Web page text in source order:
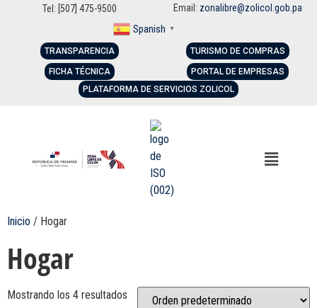
Tel: [507] 475-9500 Email: zonalibre@zolicol.gob.pa
Spanish ▼
TRANSPARENCIA
FICHA TÉCNICA
TURISMO DE COMPRAS
PORTAL DE EMPRESAS
PLATAFORMA DE SERVICIOS ZOLICOL
Inicio / Hogar
Hogar
Mostrando los 4 resultados